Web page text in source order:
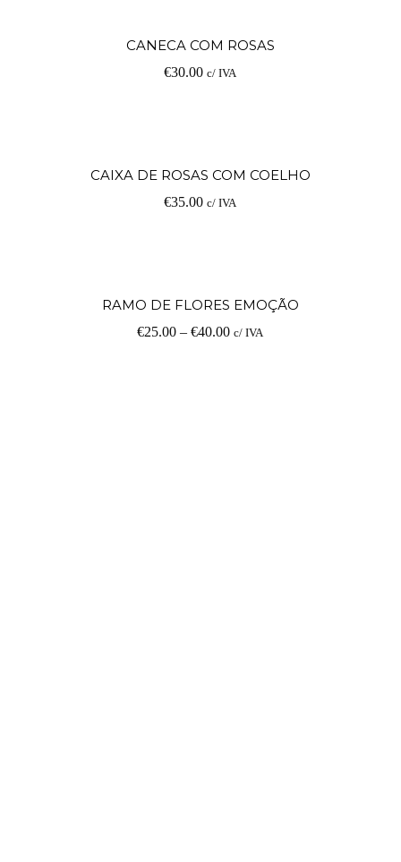
CANECA COM ROSAS
€30.00 c/ IVA
CAIXA DE ROSAS COM COELHO
€35.00 c/ IVA
RAMO DE FLORES EMOÇÃO
€25.00 –€40.00 c/ IVA